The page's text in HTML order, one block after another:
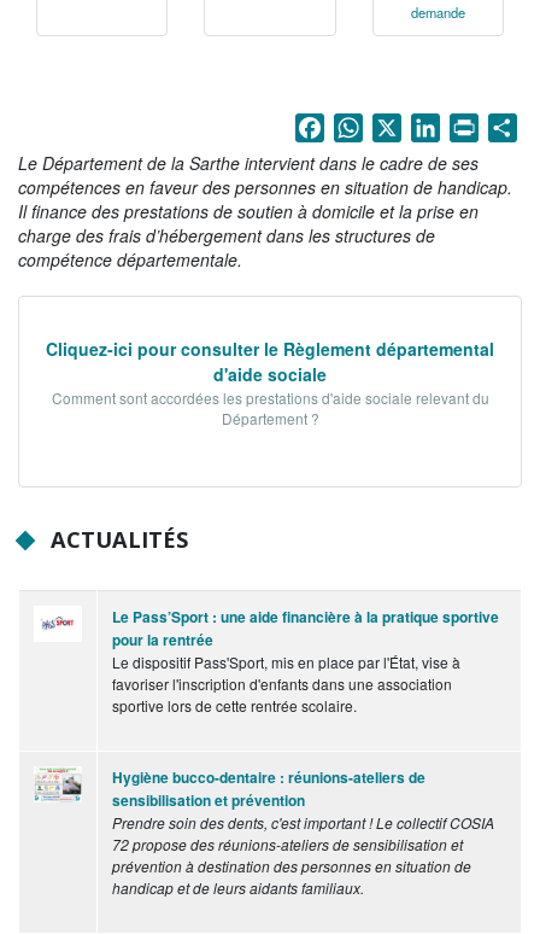
agriculture, développement durable et
Usages et services numériques en
Infrastructures routières, mobilités et
réseaux électriques
Jeunesse, éducation, citoyenneté et
enseignement supérieur
demande
FacebookWhatsApp
X LinkedIn
Print
Le Département de la Sarthe intervient dans le cadre de ses
compétences en faveur des personnes en situation de handicap.
Il finance des prestations de soutien à domicile et la prise en
charge des frais d’hébergement dans les structures de
compétence départementale.
Cliquez-ici pour consulter le Règlement départemental
d'aide sociale
Comment sont accordées les prestations d'aide sociale relevant du
Département ?
ACTUALITÉS
Le Pass’Sport : une aide financière à la pratique sportive
pour la rentrée
Le dispositif Pass'Sport, mis en place par l'État, vise à
favoriser l'inscription d'enfants dans une association
sportive lors de cette rentrée scolaire.
Hygiène bucco-dentaire : réunions-ateliers de
sensibilisation et prévention
Prendre soin des dents, c'est important ! Le collectif COSIA
72 propose des réunions-ateliers de sensibilisation et
prévention à destination des personnes en situation de
handicap et de leurs aidants familiaux.